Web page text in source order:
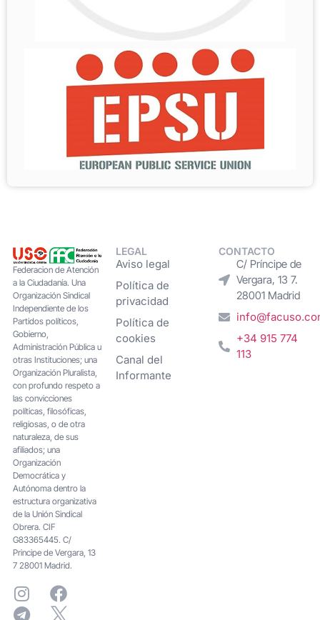
Federacion de Atención
a la Ciudadanía. Una
Organización Sindical
Independiente de los
Partidos políticos,
Gobierno,
Administración Pública u
otras Instituciones; una
Organización Pluralista,
con profundo respeto a
las convicciones
políticas, filosóficas,
religiosas, o de otra
naturaleza, de sus
afiliados; una
Organización
Democrática y
Autónoma dentro la
estructura organizativa
de la Unión Sindical
Obrera. CIF
G83365445. C/
Principe de Vergara, 13
7 28001 Madrid.
LEGAL
Aviso legal
Política de
privacidad
Política de
cookies
Canal del
Informante
CONTACTO
C/ Príncipe de
Vergara, 13 7.
28001 Madrid
+34 915 774
113